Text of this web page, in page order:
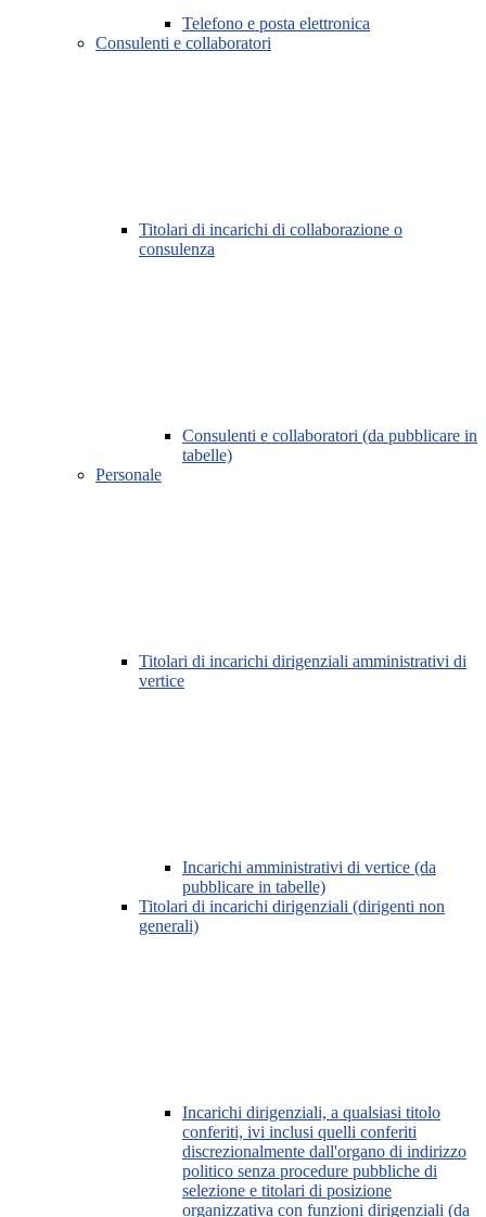
Telefono e posta elettronica
Consulenti e collaboratori
Titolari di incarichi di collaborazione o
consulenza
Consulenti e collaboratori (da pubblicare in
tabelle)
Personale
Titolari di incarichi dirigenziali amministrativi di
vertice
Incarichi amministrativi di vertice (da
pubblicare in tabelle)
Titolari di incarichi dirigenziali (dirigenti non
generali)
Incarichi dirigenziali, a qualsiasi titolo
conferiti, ivi inclusi quelli conferiti
discrezionalmente dall'organo di indirizzo
politico senza procedure pubbliche di
selezione e titolari di posizione
organizzativa con funzioni dirigenziali (da